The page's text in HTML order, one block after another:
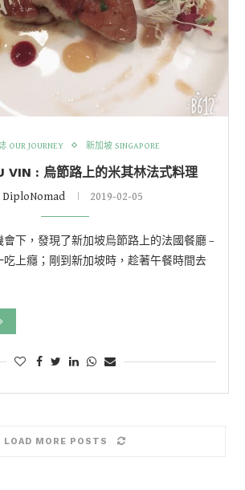
OUR JOURNEY 新加坡 SINGAPORE
VIN : 烏節路上的米其林法式料理
DiploNomad 2019-02-05
下，發現了新加坡烏節路上的法國餐廳 –
吃上癮；剛到新加坡時，趁著午餐時間去
LOAD MORE POSTS